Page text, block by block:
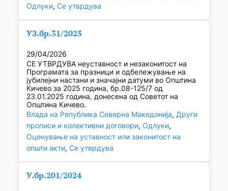
Одлуки, Се утврдува
УЗ.бр.31/2025
29/04/2026
СЕ УТВРДУВА неуставност и незаконитост на
Програмата за празници и одбележување на
јубилејни настани и значајни датуми во Општина
Кичево за 2025 година, бр.08-125/7 од
23.01.2025 година, донесена од Советот на
Општина Кичево.
Влада на Република Северна Македонија, Други
прописи и колективни договори, Одлуки
Оценување на уставност или законитост на
општи акти, Се утврдува
У.бр.201/2024